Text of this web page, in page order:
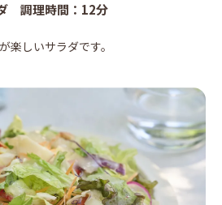
調理時間：12分
楽しいサラダです。